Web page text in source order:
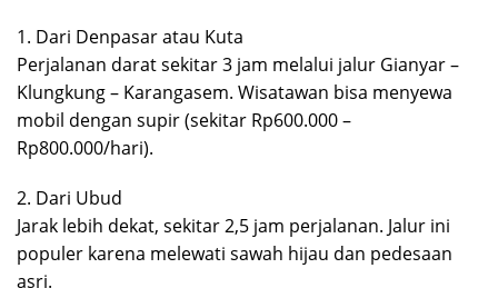
1. Dari Denpasar atau Kuta
Perjalanan darat sekitar 3 jam melalui jalur Gianyar –
Klungkung – Karangasem. Wisatawan bisa menyewa
mobil dengan supir (sekitar Rp600.000 –
Rp800.000/hari).
2. Dari Ubud
Jarak lebih dekat, sekitar 2,5 jam perjalanan. Jalur ini
populer karena melewati sawah hijau dan pedesaan
asri.